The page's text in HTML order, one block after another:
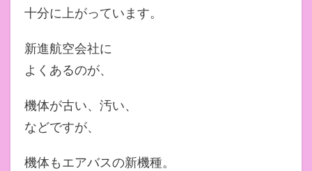
十分に上がっています。
新進航空会社に
よくあるのが、
機体が古い、汚い、
などですが、
機体もエアバスの新機種。